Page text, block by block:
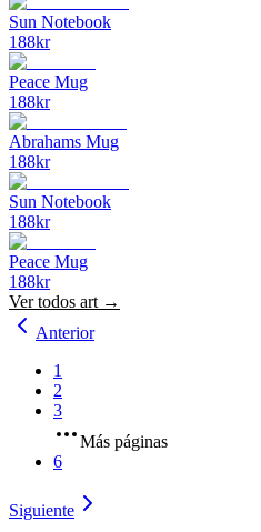
Sun Notebook
188kr
Peace Mug
188kr
Abrahams Mug
188kr
Sun Notebook
188kr
Peace Mug
188kr
Ver todos art →
Anterior
1
2
3
Más páginas
6
Siguiente